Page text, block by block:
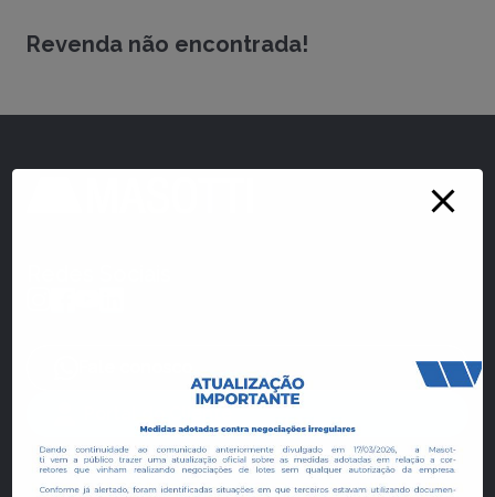
Revenda não encontrada!